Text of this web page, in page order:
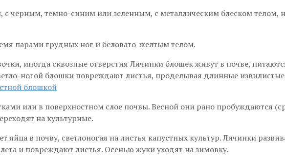
черным, темно-синим или зеленным, с металлическим блеском
парами грудных ног и беловато-желтым телом.
иногда сквозные отверстия Личинки блошек живут в почве,
ногой блошки повреждают листья, проделывая длинные
или в поверхностном слое почвы. Весной они рано пробуждаются
на культурные.
в почву, светлоногая на листья капустных культур. Личинки
и повреждают листья. Осенью жуки уходят на зимовку.